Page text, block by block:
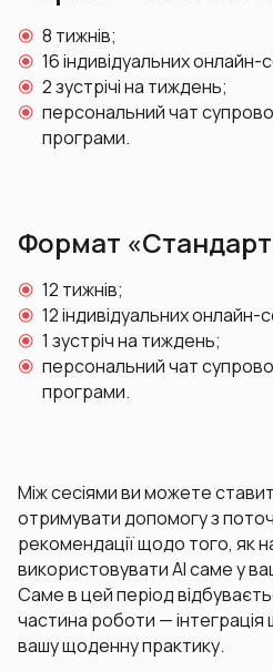
8 тижнів;
16 індивідуальних онлайн-
2 зустрічі на тиждень;
персональний чат
програми.
Формат
12 тижнів;
12 індивідуальних онлайн-
1 зустріч на тиждень;
персональний чат
програми.
Між сесіями ви можете
отримувати допомогу з
рекомендації щодо того, як
використовувати AI саме у
Саме в цей період
частина роботи — інтеграція
вашу щоденну практику.